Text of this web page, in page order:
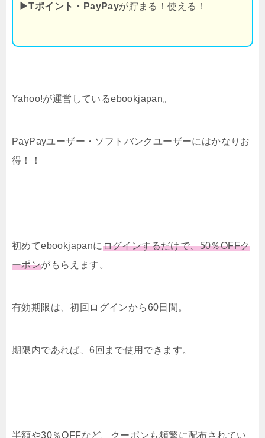
▶Tポイント・PayPayが貯まる！使える！
Yahoo!が運営しているebookjapan。
PayPayユーザー・ソフトバンクユーザーにはかなりお
得！！
初めてebookjapanにログインするだけで、50％OFFク
ーポンがもらえます。
有効期限は、初回ログインから60日間。
期限内であれば、6回まで使用できます。
半額や30％OFFなど、クーポンも頻繁に配布されてい